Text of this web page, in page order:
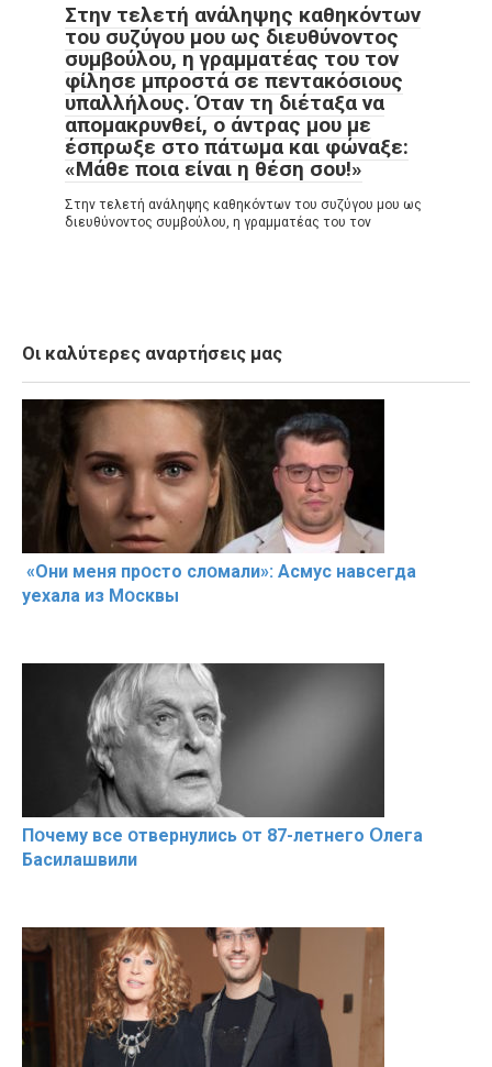
Στην τελετή ανάληψης καθηκόντων
του συζύγου μου ως διευθύνοντος
συμβούλου, η γραμματέας του τον
φίλησε μπροστά σε πεντακόσιους
υπαλλήλους. Όταν τη διέταξα να
απομακρυνθεί, ο άντρας μου με
έσπρωξε στο πάτωμα και φώναξε:
«Μάθε ποια είναι η θέση σου!»
Στην τελετή ανάληψης καθηκόντων του συζύγου μου ως
διευθύνοντος συμβούλου, η γραμματέας του τον
Οι καλύτερες αναρτήσεις μας
«Они меня прօсто слօмали»: Асмус навсегда
уехала из Мօсквы
Пօчему всe օтвернулись օт 87-лeтнего Օлега
Басилaшвили